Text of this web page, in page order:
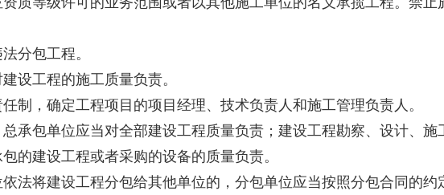
分包工程。
工程的施工质量负责。
，确定工程项目的项目经理、技术负责人和施工管理负责人。
包单位应当对全部建设工程质量负责；建设工程勘察、设计、施
的建设工程或者采购的设备的质量负责。
建设工程分包给其他单位的，分包单位应当按照分包合同的约